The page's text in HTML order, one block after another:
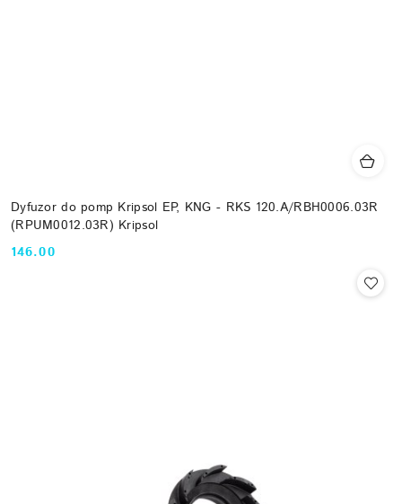
Dyfuzor do pomp Kripsol EP, KNG - RKS 120.A/RBH0006.03R
(RPUM0012.03R) Kripsol
Cena:
146.00